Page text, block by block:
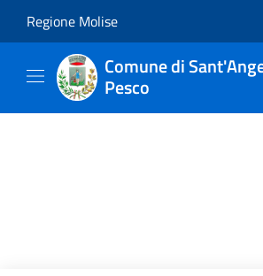
Regione Molise
Comune di
Pesco